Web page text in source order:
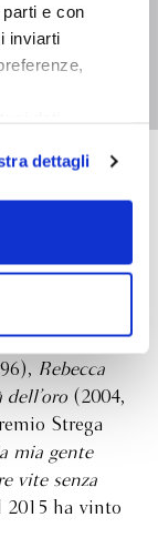
e con
inviarti
visione
la
tutti” presti
revocare in
dettagli
dei suoi eroi
l’inconfessabile,
con grande
e
a quella di
Fughe da
Rebecca
dell’oro (2004,
Strega
mia gente
vite senza
2015 ha vinto